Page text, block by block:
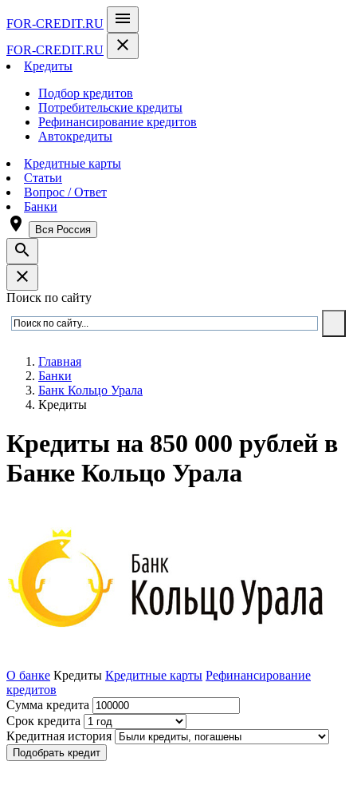
FOR-CREDIT.RU menu
FOR-CREDIT.RU close
Кредиты
Подбор кредитов
Потребительские кредиты
Рефинансирование кредитов
Автокредиты
Кредитные карты
Статьи
Вопрос / Ответ
Банки
room Вся Россия
search
close
Поиск по сайту
Главная
Банки
Банк Кольцо Урала
Кредиты
Кредиты на 850 000 рублей в
Банке Кольцо Урала
О банке Кредиты Кредитные карты Рефинансирование
кредитов
Сумма кредита
Срок кредита
Кредитная история
Подобрать кредит